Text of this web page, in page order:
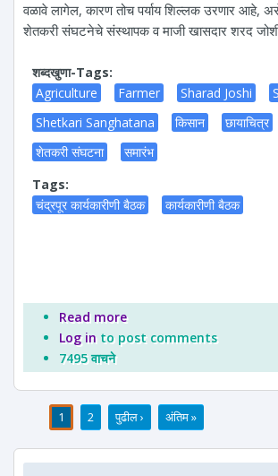
वळावे लागेल, कारण तोच पर्याय शिल्लक उरणार आहे,
शेतकरी संघटनेचे संस्थापक व माजी खासदार शरद
शब्दखुणा-Tags:
Agriculture
Farmer Sharad Joshi
Shetkari Sanghatana
किसान छायाचित्र
शेतकरी संघटना
समारंभ
Tags:
चंद्रपूर कार्यकारीणी बैठक
कार्यकारीणी बैठक
Read moreabout चंद्रपूर कार्यकारीणी बैठक
Log in to post comments
7495 वाचने
1 2 पुढील › अंतिम »